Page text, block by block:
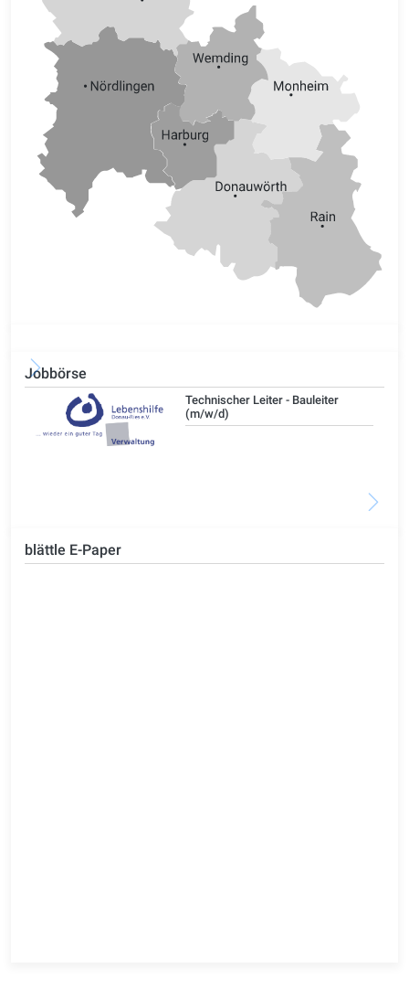
Jobbörse
Technischer Leiter - Bauleiter
(m/w/d)
blättle E-Paper